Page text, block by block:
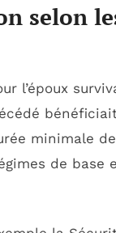
selon
l’époux
minimale de
de base